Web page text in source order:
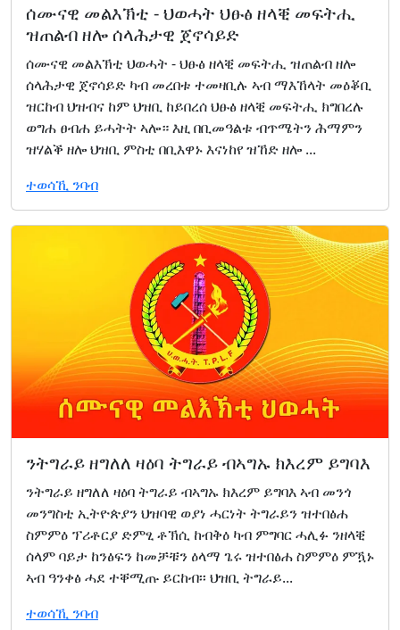
ሰሙናዊ መልእኽቲ - ህወሓት ህፁፅ ዘላቒ መፍትሒ
ዝጠልብ ዘሎ ሰላሕታዊ ጀኖሳይድ
ሰሙናዊ መልእኽቲ ህወሓት - ህፁፅ ዘላቒ መፍትሒ ዝጠልብ ዘሎ
ሰላሕታዊ ጀኖሳይድ ካብ መረበቱ ተመዛቢሉ ኣብ ማእኸላት መዕቖቢ
ዝርከብ ህዝብና ከም ህዝቢ ከይበረሰ ህፁፅ ዘላቒ መፍትሒ ክግበረሉ
ወግሐ ፀብሐ ይሓትት ኣሎ። እዚ በቢመዓልቱ ብጥሜትን ሕማምን
ዝሃልቕ ዘሎ ህዝቢ ምስቲ በቢእዋኑ እናነከየ ዝኸድ ዘሎ ...
ተወሳኺ ንባብ
ንትግራይ ዘግለለ ዛዕባ ትግራይ ብኣግኡ ክእረም ይግባእ
ንትግራይ ዘግለለ ዛዕባ ትግራይ ብኣግኡ ክእረም ይግባእ ኣብ መንጎ
መንግስቲ ኢትዮጵያን ህዝባዊ ወያነ ሓርነት ትግራይን ዝተበፅሐ
ስምምዕ ፕሪቶርያ ድምፂ ቶኽሲ ከብቅዕ ካብ ምግባር ሓሊፉ ንዘላቒ
ሰላም ባይታ ከንፅፍን ከመቻቹን ዕላማ ጌሩ ዝተበፅሐ ስምምዕ ምዃኑ
ኣብ ዓንቀፅ ሓደ ተቐሚጡ ይርከብ፡፡ ህዝቢ ትግራይ...
ተወሳኺ ንባብ